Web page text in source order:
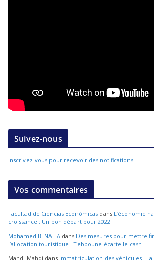
Suivez-nous
Inscrivez-vous pour recevoir des notifications
Vos commentaires
Facultad de Ciencias Económicas dans L’économie
croissance : Un bon départ pour 2022
Mohamed BENALIA dans Des mesures pour mettre
l’allocation touristique : Tebboune écarte le cash !
Mahdi Mahdi dans Immatriculation des véhicules :